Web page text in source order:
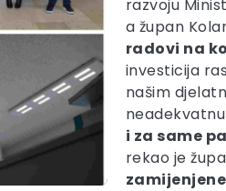
razvoju
a župan
radovi na
investicija
našim
i za same
rekao je